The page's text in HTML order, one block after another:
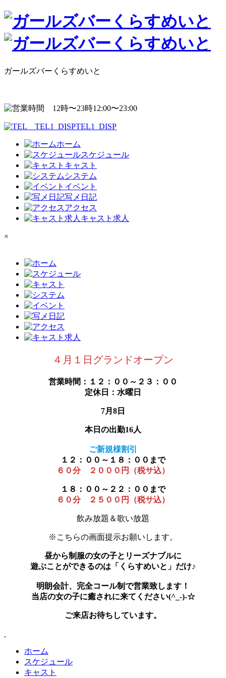
ガールズバーくらすめいと
12:00〜23:00
TEL1_DISP
ホーム
スケジュール
キャスト
システム
イベント
写メ日記
アクセス
キャスト求人
×
４月１日グランドオープン
営業時間：１２：００～２３：００
定休日：水曜日
7月8日
本日の出勤16人
ご新規様割引
１２：００～１８：００まで
６０分 ２０００円（税サ込）
１８：００～２２：００まで
６０分 ２５００円（税サ込）
飲み放題＆歌い放題
※こちらの画面提示お願いします。
昼から制服の女の子とリーズナブルに
遊ぶことができるのは「くらすめいと」だけ♪
明朗会計、完全コール制で営業致します！
当店の女の子に癒されに来てください(^_-)-☆
ご来店お待ちしています。
ホーム
スケジュール
キャスト